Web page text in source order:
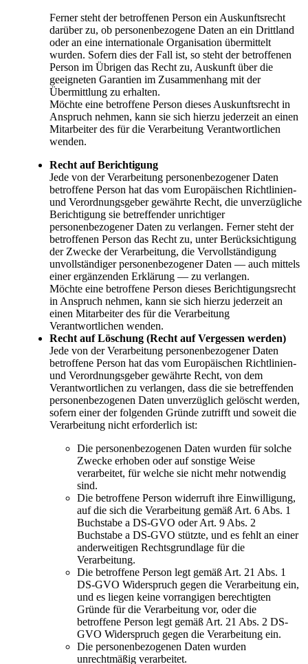
Ferner steht der betroffenen Person ein Auskunftsrecht
darüber zu, ob personenbezogene Daten an ein Drittland
oder an eine internationale Organisation übermittelt
wurden. Sofern dies der Fall ist, so steht der betroffenen
Person im Übrigen das Recht zu, Auskunft über die
geeigneten Garantien im Zusammenhang mit der
Übermittlung zu erhalten.
Möchte eine betroffene Person dieses Auskunftsrecht in
Anspruch nehmen, kann sie sich hierzu jederzeit an einen
Mitarbeiter des für die Verarbeitung Verantwortlichen
wenden.
Recht auf Berichtigung
Jede von der Verarbeitung personenbezogener Daten
betroffene Person hat das vom Europäischen Richtlinien-
und Verordnungsgeber gewährte Recht, die unverzügliche
Berichtigung sie betreffender unrichtiger
personenbezogener Daten zu verlangen. Ferner steht der
betroffenen Person das Recht zu, unter Berücksichtigung
der Zwecke der Verarbeitung, die Vervollständigung
unvollständiger personenbezogener Daten — auch mittels
einer ergänzenden Erklärung — zu verlangen.
Möchte eine betroffene Person dieses Berichtigungsrecht
in Anspruch nehmen, kann sie sich hierzu jederzeit an
einen Mitarbeiter des für die Verarbeitung
Verantwortlichen wenden.
Recht auf Löschung (Recht auf Vergessen werden)
Jede von der Verarbeitung personenbezogener Daten
betroffene Person hat das vom Europäischen Richtlinien-
und Verordnungsgeber gewährte Recht, von dem
Verantwortlichen zu verlangen, dass die sie betreffenden
personenbezogenen Daten unverzüglich gelöscht werden,
sofern einer der folgenden Gründe zutrifft und soweit die
Verarbeitung nicht erforderlich ist:
Die personenbezogenen Daten wurden für solche
Zwecke erhoben oder auf sonstige Weise
verarbeitet, für welche sie nicht mehr notwendig
sind.
Die betroffene Person widerruft ihre Einwilligung,
auf die sich die Verarbeitung gemäß Art. 6 Abs. 1
Buchstabe a DS-GVO oder Art. 9 Abs. 2
Buchstabe a DS-GVO stützte, und es fehlt an einer
anderweitigen Rechtsgrundlage für die
Verarbeitung.
Die betroffene Person legt gemäß Art. 21 Abs. 1
DS-GVO Widerspruch gegen die Verarbeitung ein,
und es liegen keine vorrangigen berechtigten
Gründe für die Verarbeitung vor, oder die
betroffene Person legt gemäß Art. 21 Abs. 2 DS-
GVO Widerspruch gegen die Verarbeitung ein.
Die personenbezogenen Daten wurden
unrechtmäßig verarbeitet.